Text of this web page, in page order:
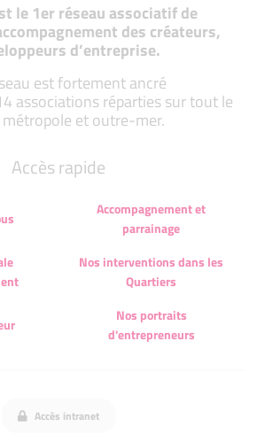
le 1er réseau associatif de
des créateurs,
d’entreprise.
est fortement ancré
associations réparties sur tout le
et outre-mer.
Accès rapide
Accompagnement et
parrainage
Nos interventions dans les
Quartiers
Nos portraits
d'entrepreneurs
Accès intranet